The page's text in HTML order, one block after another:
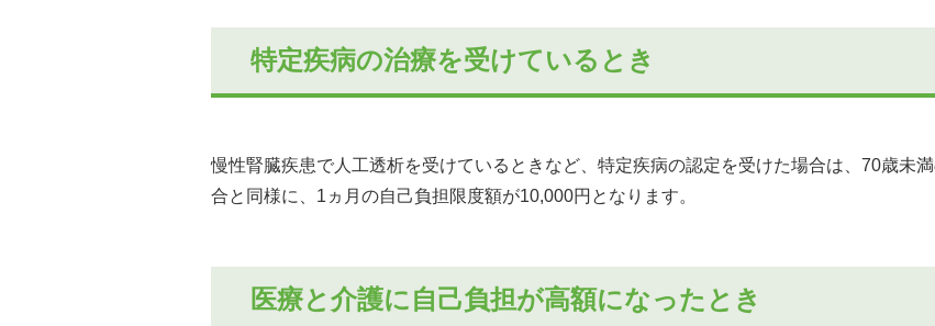
特定疾病の治療を受けているとき
慢性腎臓疾患で人工透析を受けているときなど、特定疾病の認定を受けた場合は、70歳未
合と同様に、1ヵ月の自己負担限度額が10,000円となります。
医療と介護に自己負担が高額になったとき